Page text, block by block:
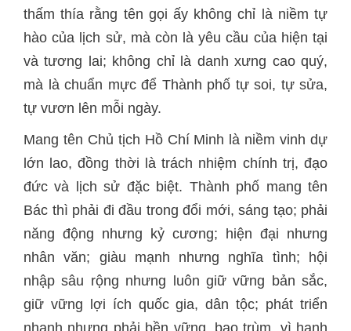
thấm thía rằng tên gọi ấy không chỉ là niềm tự
hào của lịch sử, mà còn là yêu cầu của hiện tại
và tương lai; không chỉ là danh xưng cao quý,
mà là chuẩn mực để Thành phố tự soi, tự sửa,
tự vươn lên mỗi ngày.
Mang tên Chủ tịch Hồ Chí Minh là niềm vinh dự
lớn lao, đồng thời là trách nhiệm chính trị, đạo
đức và lịch sử đặc biệt. Thành phố mang tên
Bác thì phải đi đầu trong đổi mới, sáng tạo; phải
năng động nhưng kỷ cương; hiện đại nhưng
nhân văn; giàu mạnh nhưng nghĩa tình; hội
nhập sâu rộng nhưng luôn giữ vững bản sắc,
giữ vững lợi ích quốc gia, dân tộc; phát triển
nhanh nhưng phải bền vững, bao trùm, vì hạnh